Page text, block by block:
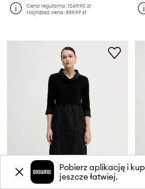
Cena regularna:1069,90 zł
Najniższa cena:859,99 zł
Pobierz aplikację i
jeszcze łatwiej.